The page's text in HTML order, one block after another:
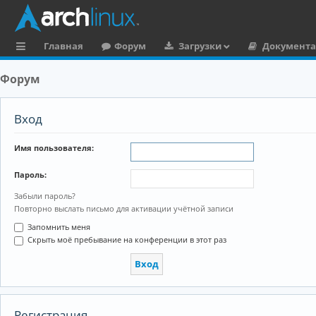
ы
и
Главная Форум Загрузки
Форум
Вход
Имя пользователя:
Пароль:
Забыли пароль?
Повторно выслать письмо для активации учётной записи
Запомнить меня
Скрыть моё пребывание на конференции в этот раз